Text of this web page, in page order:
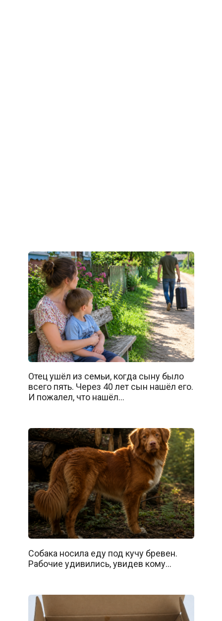
Отец ушёл из семьи, когда сыну было
всего пять. Через 40 лет сын нашёл его.
И пожалел, что нашёл…
Собака носила еду под кучу бревен.
Рабочие удивились, увидев кому…